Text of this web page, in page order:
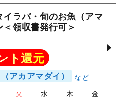
ラバ・旬のお魚（アマ
領収書発行可＞
ト還元
アカアマダイ）
火 水 木 金